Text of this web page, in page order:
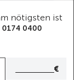
nötigsten ist
0400
Betrag
€